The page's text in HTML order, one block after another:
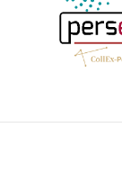
Menu